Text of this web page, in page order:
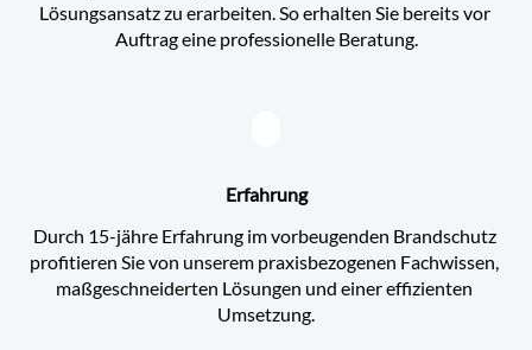
Lösungsansatz zu erarbeiten. So erhalten Sie bereits vor
Auftrag eine professionelle Beratung.
Erfahrung
Durch 15-jähre Erfahrung im vorbeugenden Brandschutz
profitieren Sie von unserem praxisbezogenen Fachwissen,
maßgeschneiderten Lösungen und einer effizienten
Umsetzung.